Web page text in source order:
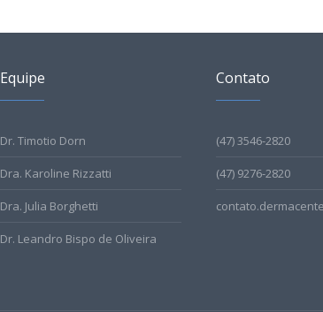
Equipe
Dr. Timotio Dorn
Dra. Karoline Rizzatti
Dra. Julia Borghetti
Dr. Leandro Bispo de Oliveira
Contato
(47) 3546-2820
(47) 9276-2820